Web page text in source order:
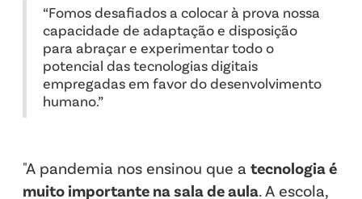
“Fomos desafiados a colocar à prova nossa
capacidade de adaptação e disposição
para abraçar e experimentar todo o
potencial das tecnologias digitais
empregadas em favor do desenvolvimento
humano.”
"A pandemia nos ensinou que a tecnologia é
muito importante na sala de aula. A escola,